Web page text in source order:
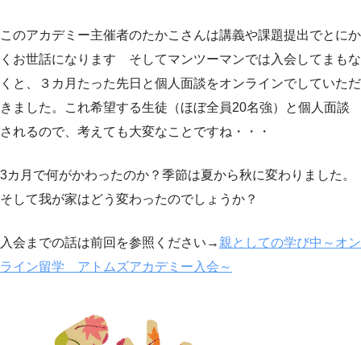
このアカデミー主催者のたかこさんは講義や課題提出でとにか
くお世話になります そしてマンツーマンでは入会してまもな
くと、３カ月たった先日と個人面談をオンラインでしていただ
きました。これ希望する生徒（ほぼ全員20名強）と個人面談
されるので、考えても大変なことですね・・・
3カ月で何がかわったのか？季節は夏から秋に変わりました。
そして我が家はどう変わったのでしょうか？
入会までの話は前回を参照ください→ 親としての学び中～オン
ライン留学 アトムズアカデミー入会～